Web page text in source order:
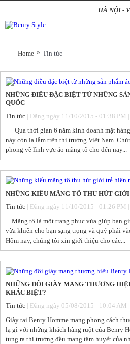
HÀ NỘI -
Home » Tin tức
NHỮNG ĐIỀU ĐẶC BIỆT TỪ NHỮNG
QUỐC
Tin tức | Đăng ngày 11/10/2015 - 01:38 PM
Qua thời gian 6 năm kinh doanh mặt
này còn lạ lẫm trên thị trường Việt Nam.
phong về lĩnh vực áo măng tô cho đến nay...
NHỮNG KIỂU MĂNG TÔ THU HÚT
Tin tức | Đăng ngày 11/10/2015 - 01:26 PM
Măng tô là một trang phục vừa giúp bạn
vừa khiến cho bạn sạng trọng và quý phái
Hôm nay, chúng tôi xin giới thiệu cho các...
NHỮNG ĐÔI GIÀY MANG THƯƠNG
KHÁC BIỆT?
Tin tức | Đăng ngày 05/08/2015 - 10:04 AM
Giày tại Benry Homme mang phong cách
lạ gì với những khách hàng ruột của Benry
tung ra thị trường đều mang tâm huyết của